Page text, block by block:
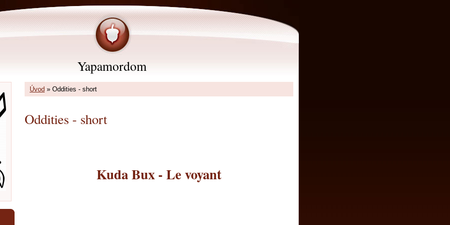
Yapamordom
Úvod » Oddities - short
Oddities - short
Kuda Bux - Le voyant